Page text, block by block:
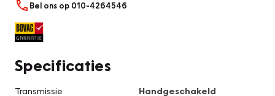
Bel ons op 010-4264546
Specificaties
Transmissie
Handgeschakeld